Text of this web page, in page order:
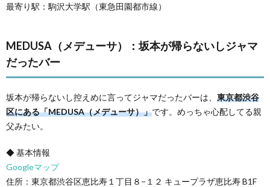
最寄り駅：駒沢大学駅（東急田園都市線）
MEDUSA（メデューサ）：坂本が帰らないしジャマ
だったバー
坂本が帰らないし控えめに言ってジャマだったバーは、 東京都渋谷
区にある「MEDUSA（メデューサ）」です。めっちゃ心配してる親
父みたい。
◆ 基本情報
Googleマップ
住所：東京都渋谷区恵比寿１丁目８−１２ キュープラザ恵比寿 B1F